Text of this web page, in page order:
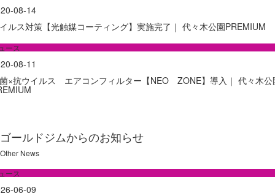
08-14
ルス対策【光触媒コーティング】実施完了｜ 代々木公園PREMIUM
ース
08-11
×抗ウイルス エアコンフィルター【NEO ZONE】導入｜ 代々木公
ゴールドジムからのお知らせ
Other News
ース
06-09